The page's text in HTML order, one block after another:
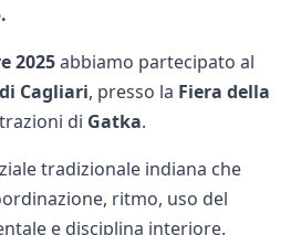
2025abbiamo partecipato al
Cagliari, presso la Fiera della
di Gatka.
tradizionale indiana che
ritmo, uso del
e disciplina interiore.